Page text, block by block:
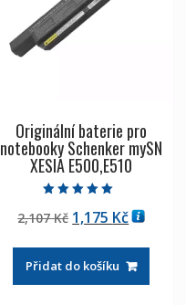
Originální baterie pro
notebooky Schenker mySN
XESIA E500,E510
5.00
z 5
2,107Kč Původní
byla:
2,107 Kč
1,175 Kč
je:
1,175 Kč
Přidat do košíku